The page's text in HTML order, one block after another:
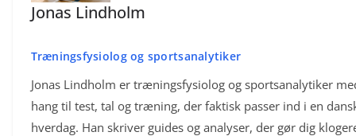
Jonas Lindholm
Træningsfysiolog og sportsanalytiker
Jonas Lindholm er træningsfysiolog og sportsanalytiker
hang til test, tal og træning, der faktisk passer ind i en
hverdag. Han skriver guides og analyser, der gør dig